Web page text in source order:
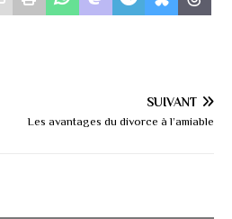
SUIVANT
Les avantages du divorce à l’amiable